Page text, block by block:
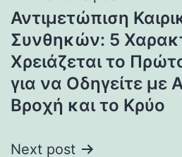
navigation
Αντιμετώπιση
Συνθηκών: 5
Χρειάζεται το
για να Οδηγείτε με
Βροχή και το Κρύο
Next post